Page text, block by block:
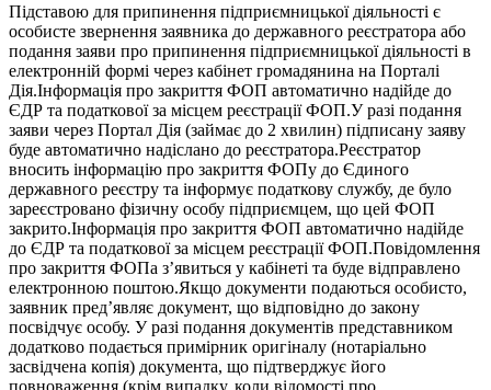
Підставою для припинення підприємницької діяльності є
особисте звернення заявника до державного реєстратора або
подання заяви про припинення підприємницької діяльності в
електронній формі через кабінет громадянина на Порталі
Дія.Інформація про закриття ФОП автоматично надійде до
ЄДР та податкової за місцем реєстрації ФОП.У разі подання
заяви через Портал Дія (займає до 2 хвилин) підписану заяву
буде автоматично надіслано до реєстратора.Реєстратор
вносить інформацію про закриття ФОПу до Єдиного
державного реєстру та інформує податкову службу, де було
зареєстровано фізичну особу підприємцем, що цей ФОП
закрито.Інформація про закриття ФОП автоматично надійде
до ЄДР та податкової за місцем реєстрації ФОП.Повідомлення
про закриття ФОПа з’явиться у кабінеті та буде відправлено
електронною поштою.Якщо документи подаються особисто,
заявник пред’являє документ, що відповідно до закону
посвідчує особу. У разі подання документів представником
додатково подається примірник оригіналу (нотаріально
засвідчена копія) документа, що підтверджує його
повноваження (крім випадку, коли відомості про